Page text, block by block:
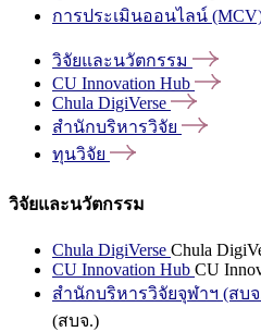
การประเมินออนไลน์
วิจัยและนวัตกรรม
CU Innovation Hub
Chula DigiVerse
สำนักบริหารวิจัย
ทุนวิจัย
วิจัยและนวัตกรรม
Chula DigiVerse Chula
CU Innovation Hub CU
สำนักบริหารวิจัยจุฬาฯ (สบ
(สบจ.)